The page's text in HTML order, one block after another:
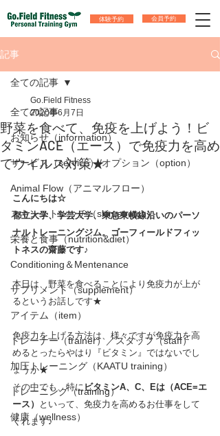
体験予約 会員予約
記事
全ての記事
お知らせ（information）
サービス（service）/オプション（option）
Animal Flow（アニマルフロー）
スキンストレッチ（skin stretch）
栄養と食事（nutrition&diet）
Conditioning＆Mentenance
サプリメント（supplement）
アイテム（item）
トレーナー（trainer）／スタッフ（staff）
加圧トレーニング（KAATU training）
トレーニング（training）
健康（wellness）
全ての記事
野菜を食べて、免疫を上げよう！ビ
タミンACE（エース）で免疫力を高め
てウイルス対策★
Go.Field Fitness
2020年6月7日
こんにちは☆
都立大学、学芸大学、東急東横線沿いのパーソ
ナルトレーニングジム。ゴーフィールドフィッ
トネスの齋藤です♪
本日は、野菜を食べることにより免疫力が上が
るというお話しです★
免疫力を上げる方法は、様々ですが免疫力を高
めるとったらやはり『ビタミン』ではないでし
ょうか★
その中でも、特に ビタミンA、C、Eは（ACE=エ
ース）
といって、免疫力を高めるお仕事をして
くれます♪